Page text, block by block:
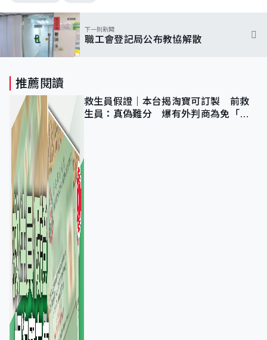
下一則新聞
職工會登記局公布教協解散
推薦閱讀
救生員假證｜本台揭淘寶可訂製 前救
生員：真偽難分 爆有外判商為免「封